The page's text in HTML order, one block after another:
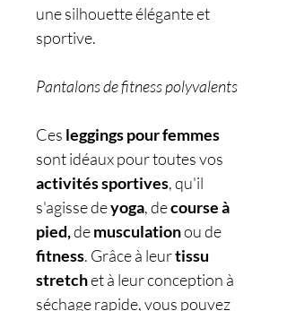
une silhouette élégante et
sportive.
Pantalons de fitness polyvalents
Ces leggings pour femmes
sont idéaux pour toutes vos
activités sportives, qu'il
s'agisse deyoga, decourse à
pied,demusculationou de
fitness. Grâce à leurtissu
stretchet à leur conception à
séchage rapide, vous pouvez